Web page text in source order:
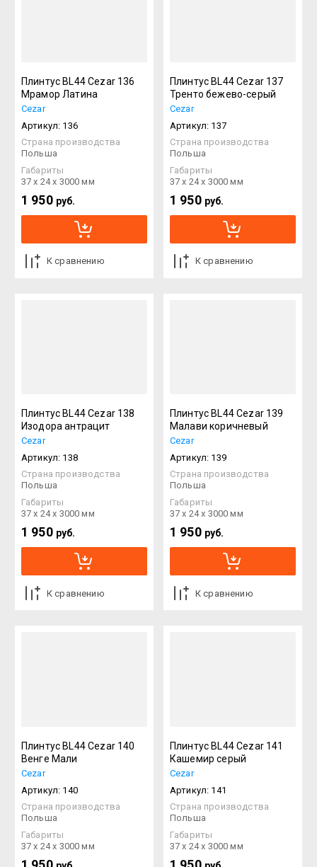
Плинтус BL44 Cezar 136
Мрамор Латина
Cezar
Артикул: 136
Страна производства
Польша
Габариты
37 х 24 х 3000 мм
1 950 руб.
К сравнению
Плинтус BL44 Cezar 137
Тренто бежево-серый
Cezar
Артикул: 137
Страна производства
Польша
Габариты
37 х 24 х 3000 мм
1 950 руб.
К сравнению
Плинтус BL44 Cezar 138
Изодора антрацит
Cezar
Артикул: 138
Страна производства
Польша
Габариты
37 х 24 х 3000 мм
1 950 руб.
К сравнению
Плинтус BL44 Cezar 139
Малави коричневый
Cezar
Артикул: 139
Страна производства
Польша
Габариты
37 х 24 х 3000 мм
1 950 руб.
К сравнению
Плинтус BL44 Cezar 140
Венге Мали
Cezar
Артикул: 140
Страна производства
Польша
Габариты
37 х 24 х 3000 мм
Плинтус BL44 Cezar 141
Кашемир серый
Cezar
Артикул: 141
Страна производства
Польша
Габариты
37 х 24 х 3000 мм